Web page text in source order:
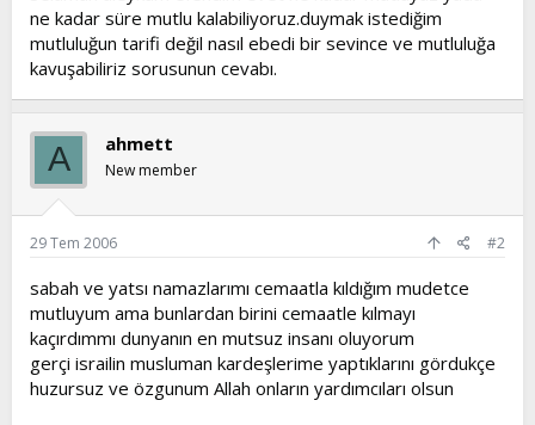
t
a
n
i
h
i
ne kadar süre mutlu kalabiliyoruz.duymak istediğim
mutluluğun tarifi değil nasıl ebedi bir sevince ve mutluluğa
kavuşabiliriz sorusunun cevabı.
A ahmett
New member
29 Tem 2006 #2
sabah ve yatsı namazlarımı cemaatla kıldığım mudetce
mutluyum ama bunlardan birini cemaatle kılmayı
kaçırdımmı dunyanın en mutsuz insanı oluyorum
gerçi israilin musluman kardeşlerime yaptıklarını gördukçe
huzursuz ve özgunum Allah onların yardımcıları olsun